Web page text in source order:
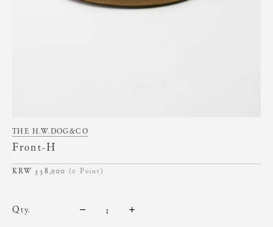
THE H.W.DOG&CO
Front-H
338,000 (0 Point)
qty.